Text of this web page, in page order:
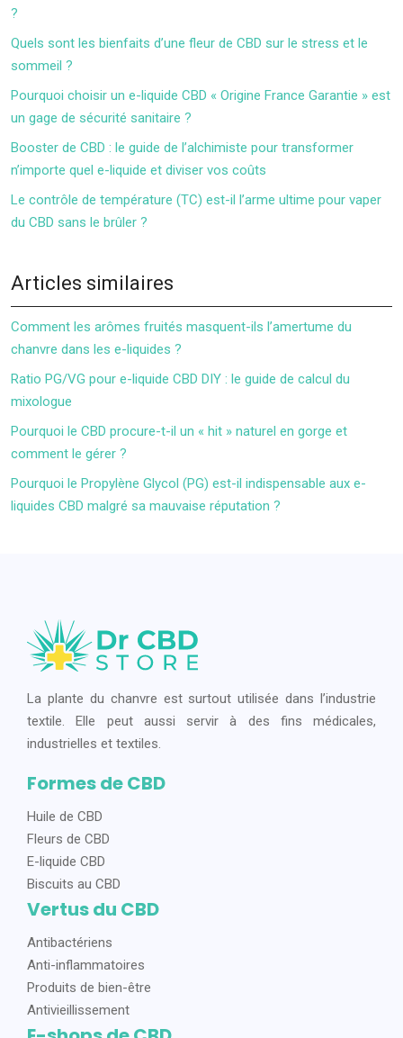
?
Quels sont les bienfaits d’une fleur de CBD sur le stress et le
sommeil ?
Pourquoi choisir un e-liquide CBD « Origine France Garantie » est
un gage de sécurité sanitaire ?
Booster de CBD : le guide de l’alchimiste pour transformer
n’importe quel e-liquide et diviser vos coûts
Le contrôle de température (TC) est-il l’arme ultime pour vaper
du CBD sans le brûler ?
Articles similaires
Comment les arômes fruités masquent-ils l’amertume du
chanvre dans les e-liquides ?
Ratio PG/VG pour e-liquide CBD DIY : le guide de calcul du
mixologue
Pourquoi le CBD procure-t-il un « hit » naturel en gorge et
comment le gérer ?
Pourquoi le Propylène Glycol (PG) est-il indispensable aux e-
liquides CBD malgré sa mauvaise réputation ?
La plante du chanvre est surtout utilisée dans l’industrie
textile. Elle peut aussi servir à des fins médicales,
industrielles et textiles.
Formes de CBD
Huile de CBD
Fleurs de CBD
E-liquide CBD
Biscuits au CBD
Vertus du CBD
Antibactériens
Anti-inflammatoires
Produits de bien-être
Antivieillissement